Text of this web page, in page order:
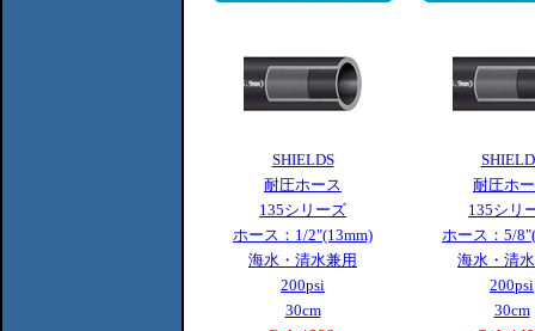
SHIELDS
耐圧ホース
135シリーズ
ホース：1/2"(13mm)
海水・清水兼用
200psi
30cm
耐圧ホ
135シリ
ホース：5/
海水・清
200psi
30cm